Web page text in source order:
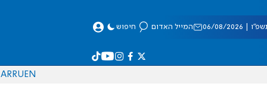
08/2026 המייל האדום חיפוש
EN
RU
AR